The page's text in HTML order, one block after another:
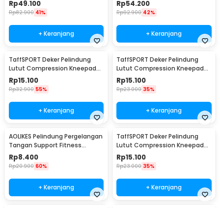
Rp49.100
Rp82.900 41%
+ Keranjang
Rp54.200
Rp92.900 42%
+ Keranjang
TaffSPORT Deker Pelindung
Lutut Compression Kneepad
Gym Fitness 1 PCS M - SS7
Rp15.100
Rp32.900 55%
+ Keranjang
TaffSPORT Deker Pelindung
Lutut Compression Kneepad
Gym Fitness 1 PCS L - SS7
Rp15.100
Rp23.000 35%
+ Keranjang
AOLIKES Pelindung Pergelangan
Tangan Support Fitness
Olahraga - 1526
Rp8.400
Rp20.900 60%
+ Keranjang
TaffSPORT Deker Pelindung
Lutut Compression Kneepad
Gym Fitness 1 PCS XL - SS7
Rp15.100
Rp23.000 35%
+ Keranjang